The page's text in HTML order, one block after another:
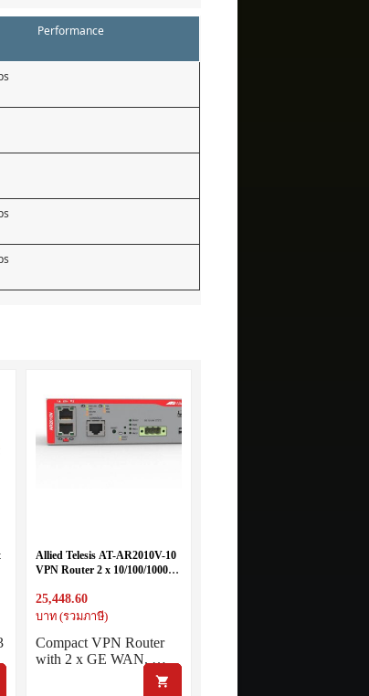
Performance
Allied Telesis AT-AR2010V-10
VPN Router 2 x 10/100/1000T
25,448.60
บาท (รวมภาษี)
Compact VPN Router
with 2 x GE WAN, …